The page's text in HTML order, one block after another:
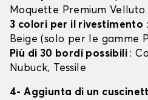
Moquette Premium Velluto
3 colori per il rivestimento
Beige (solo per le gamme
Più di 30 bordi possibili:
Nubuck, Tessile
4- Aggiunta di un